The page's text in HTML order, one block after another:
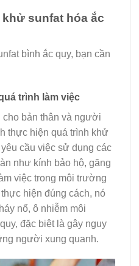
sunfat hóa ắc
bình ắc quy, bạn cần
trình làm việc
cho bản thân và người
thực hiện quá trình khử
cầu việc sử dụng các
như kính bảo hộ, găng
việc trong môi trường
hiện đúng cách, nó
nổ, ô nhiễm môi
đặc biệt là gây nguy
người xung quanh.